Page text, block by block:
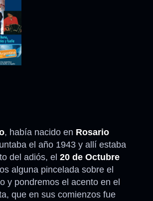
, había nacido en Rosario
el año 1943 y allí estaba
del adiós, el 20 de Octubre
alguna pincelada sobre el
y pondremos el acento en el
que en sus comienzos fue